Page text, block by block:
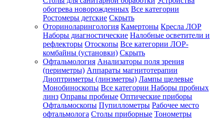
обогрева новорожденных Все категории
Ростомеры детские Скрыть
Оториноларингология Камертоны Кресла ЛОР
Наборы диагностические Налобные осветители и
рефлекторы Отоскопы Все категории ЛОР-
комбайны (установки) Скрыть
Офтальмология Анализаторы поля зрения
(периметры) Аппараты магнитотерапии
Диоптриметры (линзметры) Лампы щелевые
Монобиноскопы Все категории Наборы пробных
линз Оправы пробные Оптические приборы
Офтальмоскопы Пупиллометры Рабочее место
офтальмолога Столы приборные Тонометры